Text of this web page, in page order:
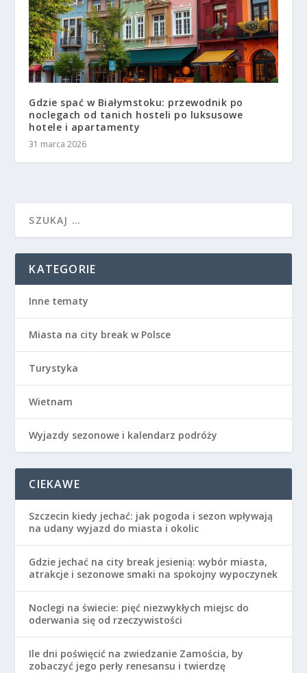
Gdzie spać w Białymstoku: przewodnik po
noclegach od tanich hosteli po luksusowe
hotele i apartamenty
31 marca 2026
KATEGORIE
Inne tematy
Miasta na city break w Polsce
Turystyka
Wietnam
Wyjazdy sezonowe i kalendarz podróży
CIEKAWE
Szczecin kiedy jechać: jak pogoda i sezon wpływają
na udany wyjazd do miasta i okolic
Gdzie jechać na city break jesienią: wybór miasta,
atrakcje i sezonowe smaki na spokojny wypoczynek
Noclegi na świecie: pięć niezwykłych miejsc do
oderwania się od rzeczywistości
Ile dni poświęcić na zwiedzanie Zamościa, by
zobaczyć jego perły renesansu i twierdzę